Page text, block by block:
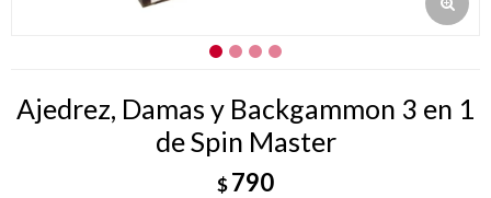
Ajedrez, Damas y Backgammon 3 en 1
de Spin Master
$790